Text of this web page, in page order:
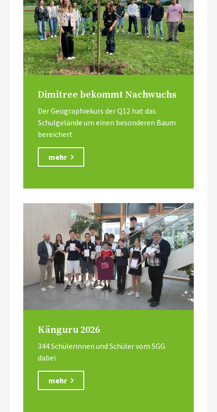
Dimitree bekommt Nachwuchs
Der Geographiekurs der Q12 hat das
Schulgelände um einen besonderen Baum
bereichert
mehr
Känguru 2026
344 Schülerinnen und Schüler vom SGG
dabei
mehr